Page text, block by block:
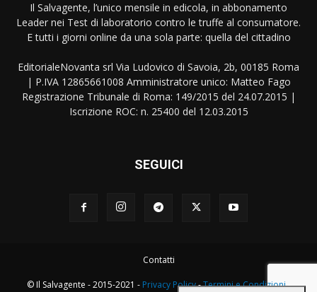
Il Salvagente, l’unico mensile in edicola, in abbonamento
Leader nei Test di laboratorio contro le truffe al consumatore.
E tutti i giorni online da una sola parte: quella del cittadino
EditorialeNovanta srl Via Ludovico di Savoia, 2b, 00185 Roma
| P.IVA 12865661008 Amministratore unico: Matteo Fago
Registrazione Tribunale di Roma: 149/2015 del 24.07.2015 |
Iscrizione ROC: n. 25400 del 12.03.2015
SEGUICI
Contatti
© Il Salvagente - 2015-2021 - Privacy Policy-Termini e Condizioni-